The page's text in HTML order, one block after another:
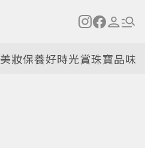
美妝保養好時光賞珠寶品味